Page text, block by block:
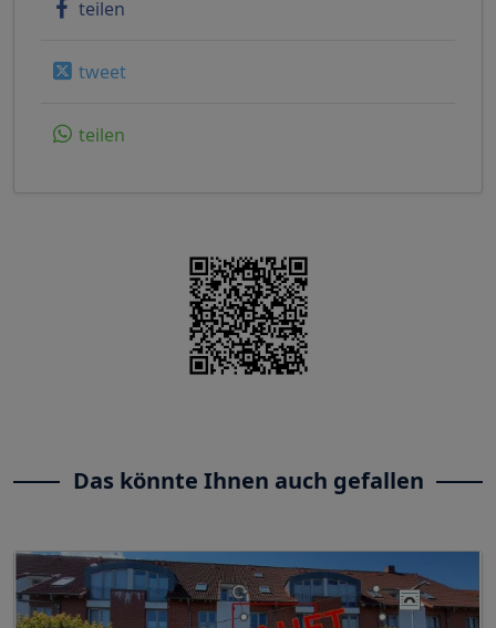
teilen
tweet
teilen
Das könnte Ihnen auch gefallen